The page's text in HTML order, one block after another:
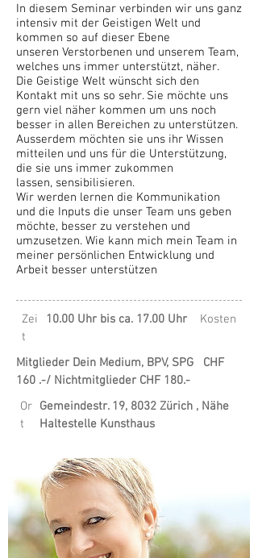
In diesem Seminar verbinden wir uns ganz
intensiv mit der Geistigen Welt und
kommen so auf dieser Ebene
unseren Verstorbenen und unserem Team,
welches uns immer unterstützt, näher.
Die Geistige Welt wünscht sich den
Kontakt mit uns so sehr. Sie möchte uns
gern viel näher kommen um uns noch
besser in allen Bereichen zu unterstützen.
Ausserdem möchten sie uns ihr Wissen
mitteilen und uns für die Unterstützung,
die sie uns immer zukommen
lassen, sensibilisieren.
Wir werden lernen die Kommunikation
und die Inputs die unser Team uns geben
möchte, besser zu verstehen und
umzusetzen. Wie kann mich mein Team in
meiner persönlichen Entwicklung und
Arbeit besser unterstützen
Zei
t
10.00 Uhr bis ca. 17.00 Uhr Kosten
Mitglieder Dein Medium, BPV, SPG CHF
160 .-/ Nichtmitglieder CHF 180.-
Or
t
Gemeindestr. 19, 8032 Zürich , Nähe
Haltestelle Kunsthaus